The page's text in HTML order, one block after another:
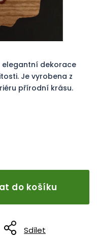
do košíku
elegantní dekorace
Je vyrobena z
přírodní krásu.
Sdílet